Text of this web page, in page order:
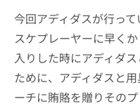
今回アディダスが行っ
スケプレーヤーに早く
入りした時にアディダ
ために、アディダスと
ーチに賄賂を贈りその